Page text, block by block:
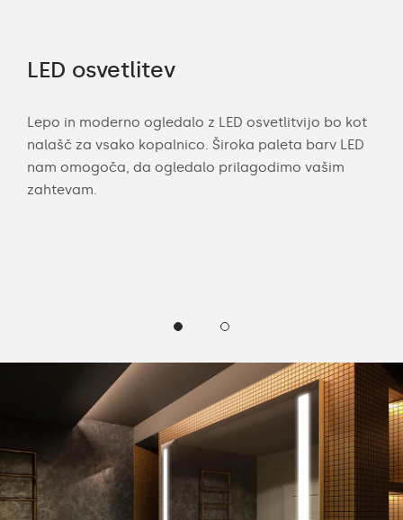
LED osvetlitev
Lepo in moderno ogledalo z LED osvetlitvijo bo kot
nalašč za vsako kopalnico. Široka paleta barv LED
nam omogoča, da ogledalo prilagodimo vašim
zahtevam.